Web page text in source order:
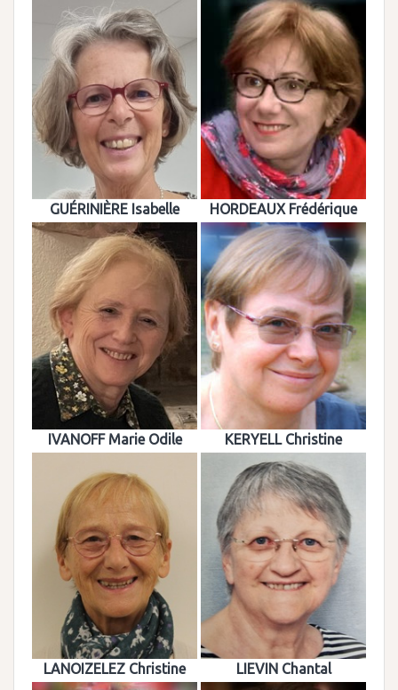
GUÉRINIÈRE Isabelle HORDEAUX Frédérique
IVANOFF Marie Odile KERYELL Christine
LANOIZELEZ Christine LIEVIN Chantal